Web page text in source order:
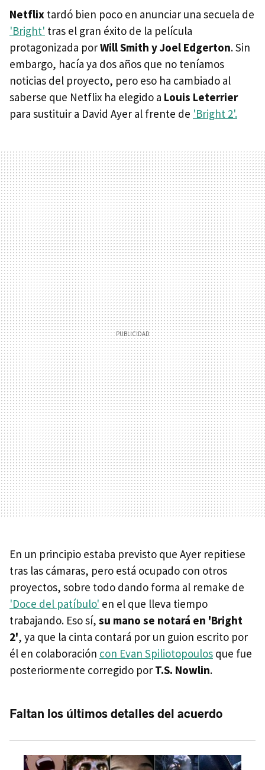
Netflix tardó bien poco en anunciar una secuela de
'Bright' tras el gran éxito de la película
protagonizada porWill Smith y Joel Edgerton. Sin
embargo, hacía ya dos años que no teníamos
noticias del proyecto, pero eso ha cambiado al
saberse que Netflix ha elegido a Louis Leterrier
para sustituir a David Ayer al frente de 'Bright 2'.
En un principio estaba previsto que Ayer repitiese
tras las cámaras, pero está ocupado con otros
proyectos, sobre todo dando forma al remake de
'Doce del patíbulo' en el que lleva tiempo
trabajando. Eso sí, su mano se notará en 'Bright
2', ya que la cinta contará por un guion escrito por
él en colaboración con Evan Spiliotopoulos que fue
posteriormente corregido por T.S. Nowlin.
Faltan los últimos detalles del acuerdo